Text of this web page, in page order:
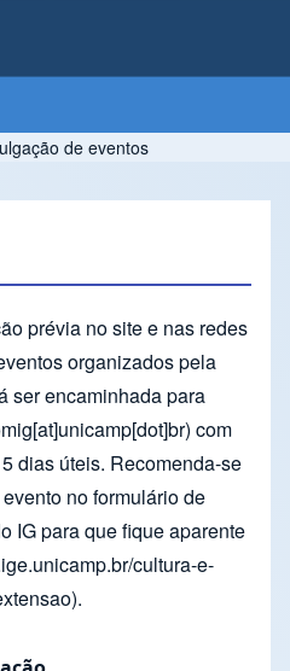
de eventos
prévia no site e nas redes
organizados pela
ser encaminhada para
com
dias úteis. Recomenda-se
no formulário de
IG para que fique aparente
cultura-e-